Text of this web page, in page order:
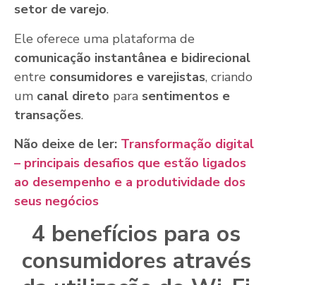
setor de varejo.
Ele oferece uma plataforma de
comunicação instantânea e bidirecional
entre consumidores e varejistas, criando
um canal direto para sentimentos e
transações.
Não deixe de ler: Transformação digital
– principais desafios que estão ligados
ao desempenho e a produtividade dos
seus negócios
4 benefícios para os
consumidores através